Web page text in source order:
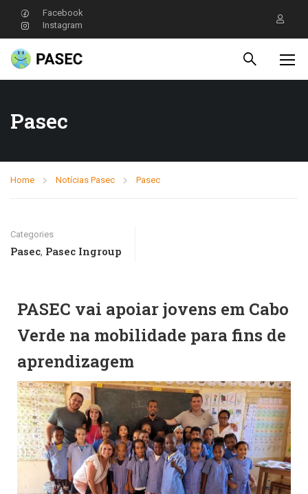
Facebook
Instagram
Pasec
Home Notícias Pasec Pasec
Categories
Pasec, Pasec Ingroup
PASEC vai apoiar jovens em Cabo
Verde na mobilidade para fins de
aprendizagem